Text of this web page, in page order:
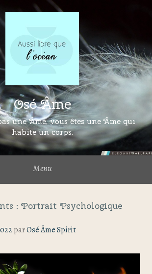
Osé Âme
une Âme, vous êtes une Âme qui
habite un corps.
Menu
: Portrait Psychologique
parOsé Âme Spirit